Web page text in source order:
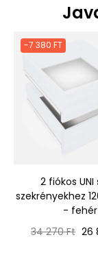
-7 380 FT
2 fiókos
szekrényekhez
- fehér
Normál
34 270 Ft Ár
26